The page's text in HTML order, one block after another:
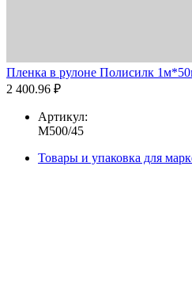
Пленка в рулоне Полисилк
2 400.96 ₽
Артикул:
М500/45
Товары и упаковка для